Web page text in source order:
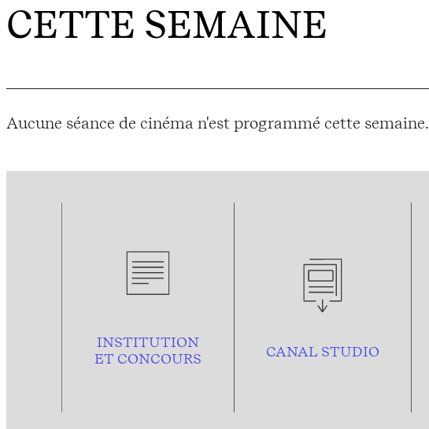
CETTE SEMAINE
Aucune séance de cinéma n'est programmé cette semaine.
INSTITUTION
ET CONCOURS
CANAL STUDIO